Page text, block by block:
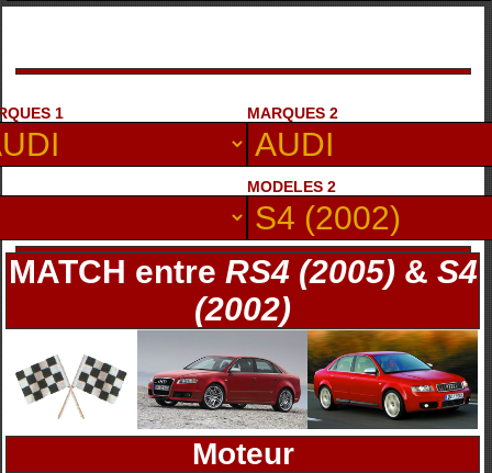
1 MARQUES 2
MODELES 2
MATCH entre RS4 (2005) & S4
(2002)
Moteur